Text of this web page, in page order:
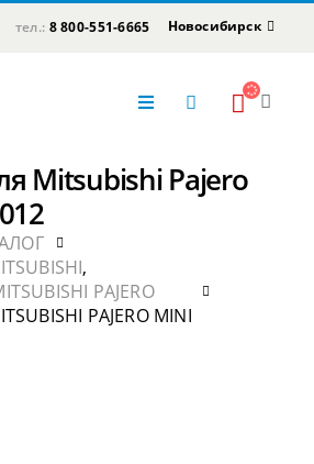
тел.: 8 800-551-6665 Новосибирск
Mitsubishi Pajero
,
PAJERO
PAJERO MINI